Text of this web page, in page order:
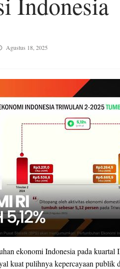
Posted
Agustus 18, 2025
ekonomi Indonesia pada kuartal
kuat pulihnya kepercayaan publik